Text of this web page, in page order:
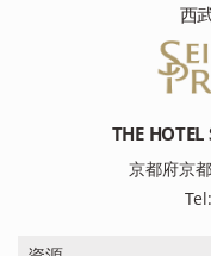
西
THE
京都府京